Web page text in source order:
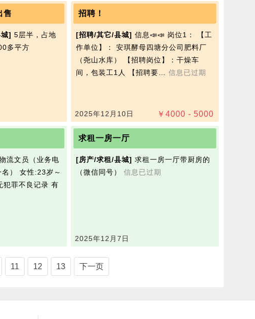
售
] 5层半，占地
多平方
招聘！
[招聘/其它/县城] 信息📣📣 岗位1： 【工
作单位】： 安琪酵母四塘分公司肥料厂
（尧山水库） 【招聘岗位】：干燥车
间，包装工1人 【招聘要… 信息已过期
￥ 4000 - 5000
2025年12月10日
员（业务电
） 女性:23岁～
求租一房一厅
[房产/求租/县城] 求租一房一厅带厨房的
（微信同号） 信息已过期
2025年12月7日
11 12 13 下一页